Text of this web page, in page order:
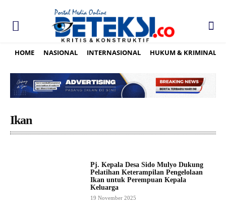
HOME NASIONAL INTERNASIONAL HUKUM & KRIMINAL
Ikan
Pj. Kepala Desa Sido Mulyo Dukung
Pelatihan Keterampilan Pengelolaan
Ikan untuk Perempuan Kepala
Keluarga
19 November 2025